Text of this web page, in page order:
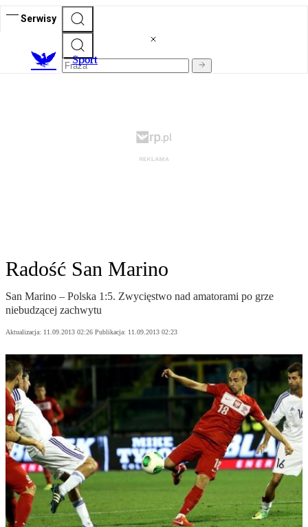
Serwisy
Sport
Radość San Marino
San Marino – Polska 1:5. Zwycięstwo nad amatorami po grze
niebudzącej zachwytu
Aktualizacja: 11.09.2013 02:26 Publikacja: 11.09.2013 02:23